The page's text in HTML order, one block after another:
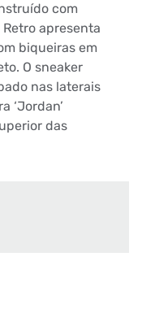
com
apresenta
biqueiras em
O sneaker
nas laterais
‘Jordan’
das